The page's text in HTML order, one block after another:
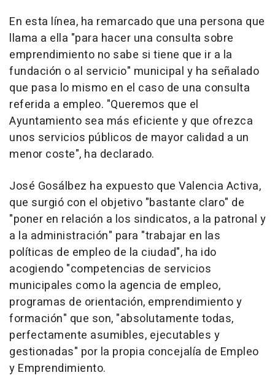
En esta línea, ha remarcado que una persona que
llama a ella "para hacer una consulta sobre
emprendimiento no sabe si tiene que ir a la
fundación o al servicio" municipal y ha señalado
que pasa lo mismo en el caso de una consulta
referida a empleo. "Queremos que el
Ayuntamiento sea más eficiente y que ofrezca
unos servicios públicos de mayor calidad a un
menor coste", ha declarado.
José Gosálbez ha expuesto que Valencia Activa,
que surgió con el objetivo "bastante claro" de
"poner en relación a los sindicatos, a la patronal y
a la administración" para "trabajar en las
políticas de empleo de la ciudad", ha ido
acogiendo "competencias de servicios
municipales como la agencia de empleo,
programas de orientación, emprendimiento y
formación" que son, "absolutamente todas,
perfectamente asumibles, ejecutables y
gestionadas" por la propia concejalía de Empleo
y Emprendimiento.